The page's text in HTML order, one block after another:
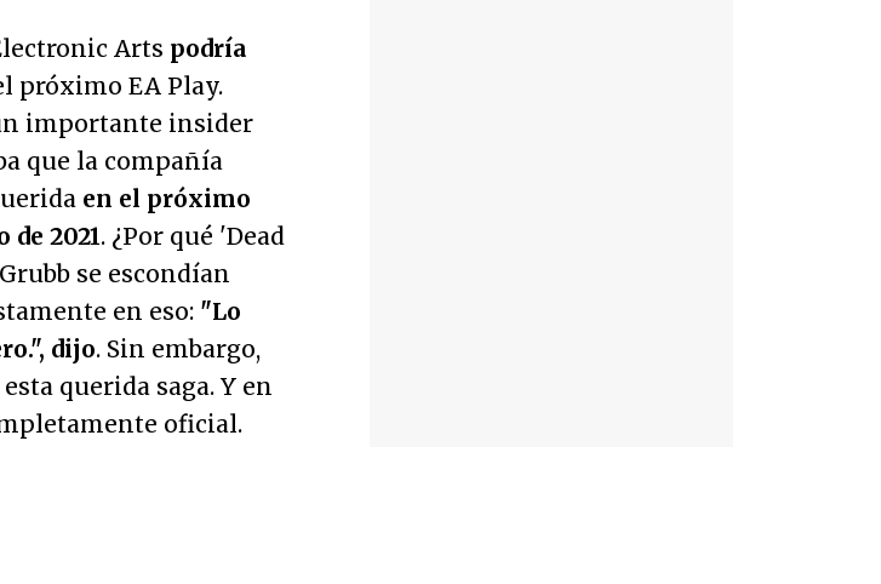
Arts podría
próximo EA Play.
importante insider
que la compañía
en el próximo
de 2021. ¿Por qué 'Dead
se escondían
en eso: "Lo
, dijo. Sin embargo,
esta querida saga. Y en
oficial.